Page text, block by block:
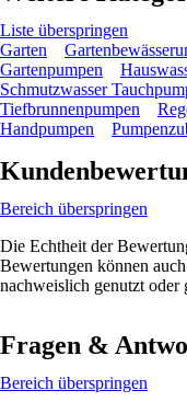
Liste überspringen
Garten
Gartenpumpen
Schmutzwasser
Tiefbrunnenpumpen
Handpumpen
Bereich überspringen
Die Echtheit der
Bewertungen können
nachweislich genutzt oder
Fragen &
Bereich überspringen